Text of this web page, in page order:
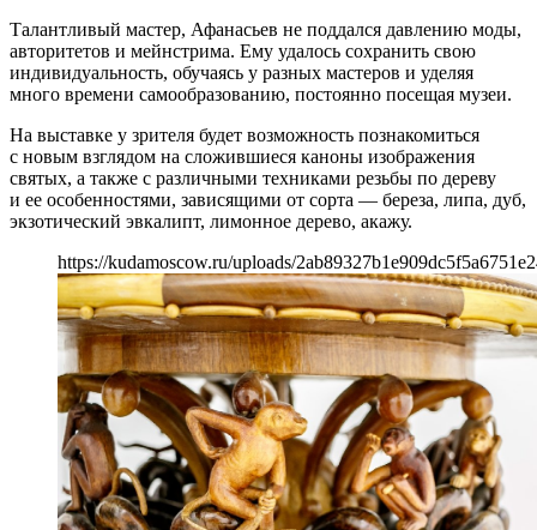
Талантливый мастер, Афанасьев не поддался давлению моды,
авторитетов и мейнстрима. Ему удалось сохранить свою
индивидуальность, обучаясь у разных мастеров и уделяя
много времени самообразованию, постоянно посещая музеи.
На выставке у зрителя будет возможность познакомиться
с новым взглядом на сложившиеся каноны изображения
святых, а также с различными техниками резьбы по дереву
и ее особенностями, зависящими от сорта — береза, липа, дуб,
экзотический эвкалипт, лимонное дерево, акажу.
https://kudamoscow.ru/uploads/